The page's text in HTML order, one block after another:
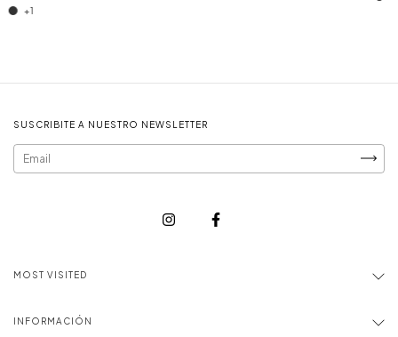
+1
SUSCRIBITE A NUESTRO NEWSLETTER
MOST VISITED
INFORMACIÓN